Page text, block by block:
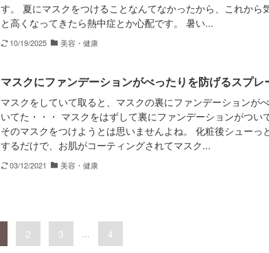
す。 夏にマスクをつけることなんてなかったから、これから
と高くなってきたら熱中症とか心配です。 暑い...
10/19/2025 美容・健康
マスクにファンデーションがべったりを防げるスプレ
マスクをしていて取ると、マスクの裏にファンデーションが
いてた・・・ マスクをはずして裏にファンデーションがつい
そのマスクをつけようとは思いませんよね。 化粧後シューっ
するだけで、お肌がコーティングされてマスク...
03/12/2021 美容・健康
2 3 ... 4